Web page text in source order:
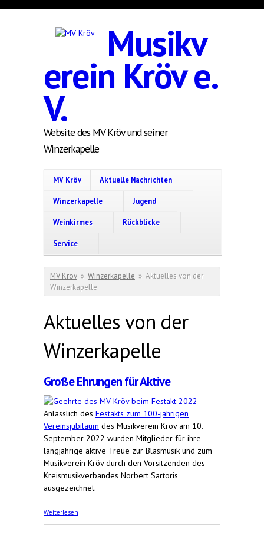
Direkt zum Inhalt
Musikv
erein Kröv e.
V.
Website des MV Kröv und seiner
Winzerkapelle
MV Kröv Aktuelle Nachrichten
Winzerkapelle Jugend
Weinkirmes Rückblicke
Service
Sie sind hier
MV Kröv » Winzerkapelle » Aktuelles von der
Winzerkapelle
Aktuelles von der
Winzerkapelle
Große Ehrungen für Aktive
Anlässlich des Festakts zum 100-jährigen
Vereinsjubiläum des Musikverein Kröv am 10.
September 2022 wurden Mitglieder für ihre
langjährige aktive Treue zur Blasmusik und zum
Musikverein Kröv durch den Vorsitzenden des
Kreismusikverbandes Norbert Sartoris
ausgezeichnet.
Weiterlesen